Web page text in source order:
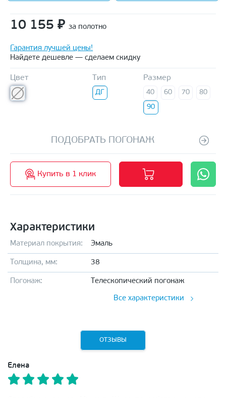
10 155 ₽ за полотно
Гарантия лучшей цены!
Найдете дешевле — сделаем скидку
Цвет Тип
ДГ
Размер
40 60 70
80
90
ПОДОБРАТЬ ПОГОНАЖ
Купить в 1 клик
Характеристики
Материал покрытия: Эмаль
Толщина, мм: 38
Погонаж: Телескопический погонаж
Все характеристики
ОТЗЫВЫ
Елена